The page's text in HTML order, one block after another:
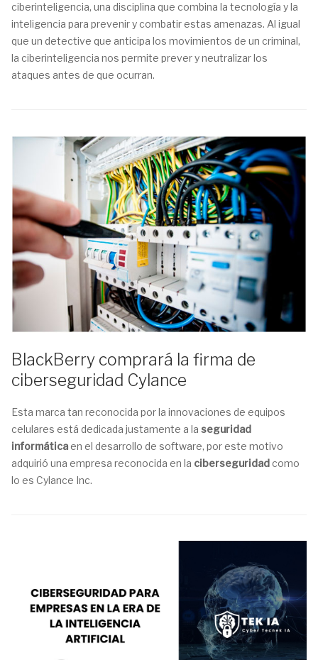
ciberinteligencia, una disciplina que combina la tecnología y la
inteligencia para prevenir y combatir estas amenazas. Al igual
que un detective que anticipa los movimientos de un criminal,
la ciberinteligencia nos permite prever y neutralizar los
ataques antes de que ocurran.
BlackBerry comprará la firma de
ciberseguridad Cylance
Esta marca tan reconocida por la innovaciones de equipos
celulares está dedicada justamente a la seguridad
informática en el desarrollo de software, por este motivo
adquirió una empresa reconocida en la ciberseguridad como
lo es Cylance Inc.